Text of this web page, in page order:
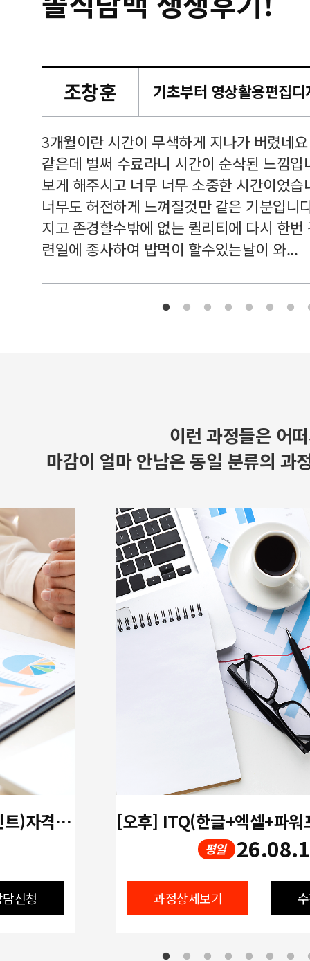
조창훈
3개월이란 시간이 무색하게 지나가 버렸네
같은데 벌써 수료라니 시간이 순삭된 느낌
보게 해주시고 너무 너무 소중한 시간이었
너무도 허전하게 느껴질것만 같은 기분입니
지고 존경할수밖에 없는 퀼리티에 다시 한
련일에 종사하여 밥먹이 할수있는날이 와...
이런 과정들은 어
마감이 얼마 안남은 동일 분류의 과
[오전] ITQ(한글+엑셀+파워포인트)자격증 취득과정 72H
신청
평일
과정상세보기